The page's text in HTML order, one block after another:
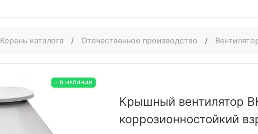
Корень каталога / Отечественное производство /
✅ В НАЛИЧИИ
Крышный вентилятор
коррозионностойкий